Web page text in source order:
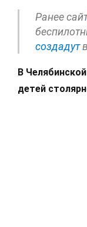
Ранее
создадут
В
детей